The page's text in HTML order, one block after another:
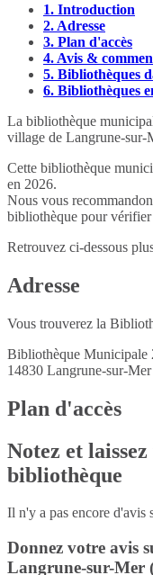
1. Introduction
2. Adresse
3. Plan d'accès
4. Avis &
5. Bibliothèques
6. Bibliothèques
La bibliothèque
village de Langrune-sur-
Cette bibliothèque
en 2026.
Nous vous
bibliothèque pour vérifier
Retrouvez ci-dessous
Adresse
Vous trouverez la
Bibliothèque Municipale
14830 Langrune-sur-Mer
Plan d'accès
Notez et
bibliothèque
Il n'y a pas encore d'avis
Donnez votre avis
Langrune-sur-Mer